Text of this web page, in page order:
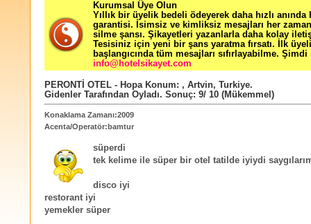
Kurumsal Üye Olun
Yıllık bir üyelik bedeli ödeyerek daha hızlı
garantisi. İsimsiz ve kimliksiz mesajları her zaman
silme şansı. Şikayetleri yazanlarla daha kolay
Tesisiniz için yeni bir şans yaratma fırsatı. İlk
başlangıcında tüm mesajları sıfırlayabilme. Şimdi
info@hotelsikayet.com
PERONTİ OTEL - HopaKonum: , Artvin, Turkiye.
Gidenler Tarafından Oyladı. Sonuç: 9/ 10 (Mükemmel)
Konaklama Zamanı:2009
Acenta/Operatör:bamtur
süperdi
tek kelime ile süper bir otel tatilde iyiydi
disco iyi
restorant iyi
yemekler süper